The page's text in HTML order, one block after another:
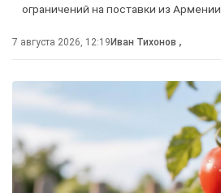
ограничений на поставки из Армении
7 августа 2026, 12:19 Иван Тихонов ,